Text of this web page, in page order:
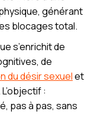
générant
blocages total.
s’enrichit de
de
du désir sexuelet
:
pas à pas, sans